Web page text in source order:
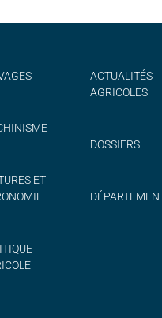
ET
ACTUALITÉS
AGRICOLES
DOSSIERS